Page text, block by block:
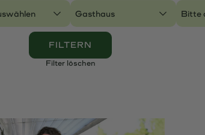
Genres
FILTERN
Filter löschen